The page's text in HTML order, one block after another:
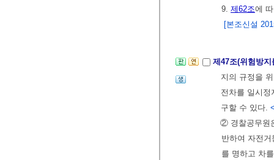
9. 제62조에
[본조신설
제47조(위험방
지의 규정을
전차를 일시정
구할 수 있다.
② 경찰공무원
반하여 자전
를 명하고 차